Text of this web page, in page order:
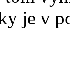
je v